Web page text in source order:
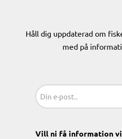
Håll dig uppdaterad om
med på
Vill ni få information